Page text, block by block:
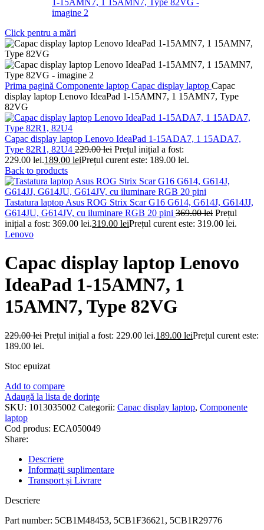
Click pentru a mări
Prima pagină Componente laptop Capac display laptop Capac
display laptop Lenovo IdeaPad 1-15AMN7, 1 15AMN7, Type
82VG
Capac display laptop Lenovo IdeaPad 1-15ADA7, 1 15ADA7,
Type 82R1, 82U4 229.00lei Prețul inițial a fost:
229.00 lei.189.00 leiPrețul curent este: 189.00 lei.
Back to products
Tastatura laptop Asus ROG Strix Scar G16 G614, G614J, G614JJ,
G614JU, G614JV, cu iluminare RGB 20 pini 369.00lei Prețul
inițial a fost: 369.00 lei.319.00 leiPrețul curent este: 319.00 lei.
Lenovo
Capac display laptop Lenovo
IdeaPad 1-15AMN7, 1
15AMN7, Type 82VG
229.00lei Prețul inițial a fost: 229.00 lei.189.00 leiPrețul curent este:
189.00 lei.
Stoc epuizat
Add to compare
Adaugă la lista de dorințe
SKU: 1013035002 Categorii: Capac display laptop, Componente
laptop
Cod produs: ECA050049
Share:
Descriere
Informații suplimentare
Transport și Livrare
Descriere
Part number: 5CB1M48453, 5CB1F36621, 5CB1R29776